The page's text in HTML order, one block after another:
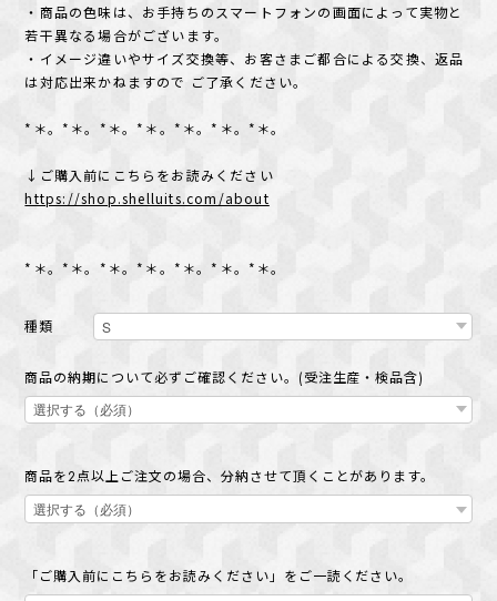
・商品の色味は、お手持ちのスマートフォンの画面によって実物と
若干異なる場合がございます。
・イメージ違いやサイズ交換等、お客さまご都合による交換、返品
は対応出来かねますので ご了承ください。
*＊。*＊。*＊。*＊。*＊。*＊。*＊。
↓ご購入前にこちらをお読みください
https://shop.shelluits.com/about
*＊。*＊。*＊。*＊。*＊。*＊。*＊。
種類
商品の納期について必ずご確認ください。(受注生産・検品含)
商品を2点以上ご注文の場合、分納させて頂くことがあります。
「ご購入前にこちらをお読みください」をご一読ください。